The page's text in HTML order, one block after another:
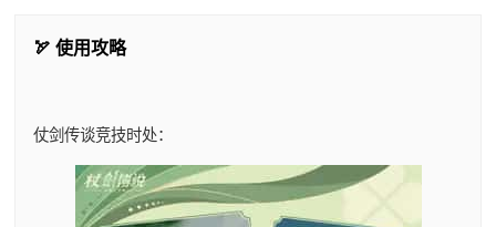
🏹 使用攻略
仗剑传谈竞技时处：